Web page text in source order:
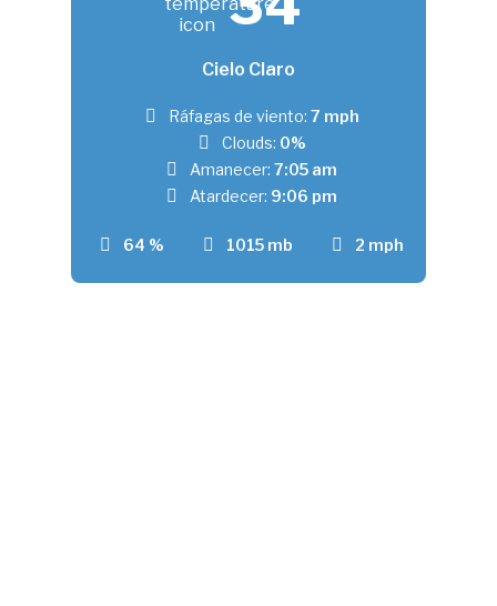
Cielo Claro
64 % 1015 mb 2 mph
Ráfagas de viento: 7 mph
Clouds: 0%
Amanecer: 7:05 am
Atardecer: 9:06 pm